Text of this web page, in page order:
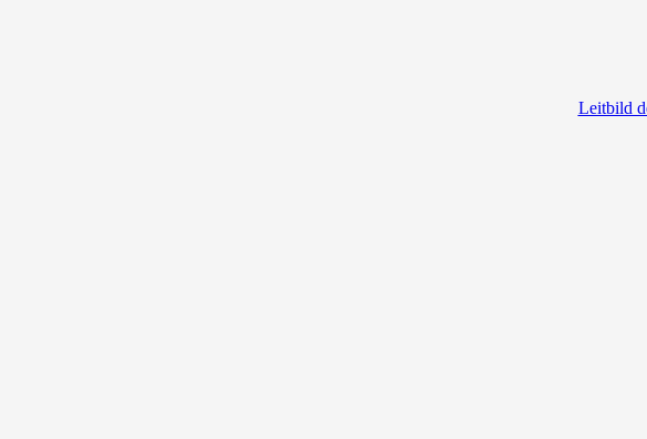
Leitbild